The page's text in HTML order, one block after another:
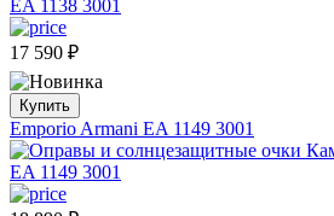
17 590 ₽
Купить
Emporio Armani EA 1149 3001